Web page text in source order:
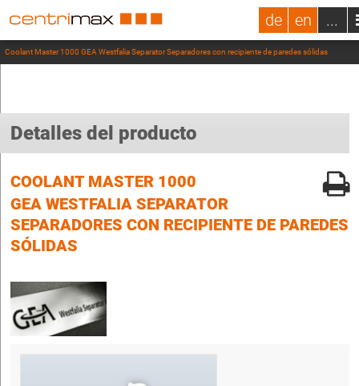
de en ...
Coolant Master 1000 GEA Westfalia Separator Separadores con recipiente de paredes sólidas
Detalles del producto
COOLANT MASTER 1000
GEA WESTFALIA SEPARATOR
SEPARADORES CON RECIPIENTE DE PAREDES
SÓLIDAS